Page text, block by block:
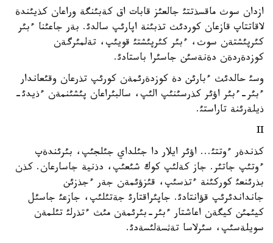
ازدان سوث ماقسذتتئ جالعئز قابات اق كةبئنگة وراعان كذيئندة
لاقاتتاپ قازعان كوردئث تذبئنة اپارئپ سالدئ. بةر جاعئنا ءبئر
كئرپئشتةن سوث، ءبئر كئرپئشتئ قويئپ، تةلمئرگةن
كوزدةردةن دةنةسئن جاسئرا باستادئ.
وسئ حالدئث ءبارئن دة كوزدةرئمةن كورئپ تذرعان وقئعاندار
ءبئر-ءبئر اؤئر كذرسئنئپ الئپ، سالبئراعان پئشئنمةن ءذيدئ-
ذيلةرئنة تاراستئ.
II
كذندةر ءوتتئ... اؤئر ايلار دا جئلداي جئلجئپ، بئرئندةپ
ءوتئپ جاتئر. جاز كةلئپ كوك شئعئپ، دذنية جاسارعان. كذن
بذرئنعئ كوركئنة ءتذسئپ، قئزؤئمةن جةر ءجذزئن
جانداندئرئپ قؤانتادئ. جاپئراقتارئ جةتئلئپ، جازعئ جاسئل
كيئمئن كيگةن اعاشتار ءبئر-بئرئمةن مئث ءتذرلئ تئلمةن
سويلةسئپ، سئرلاسا تةثسةلئسةدئ.